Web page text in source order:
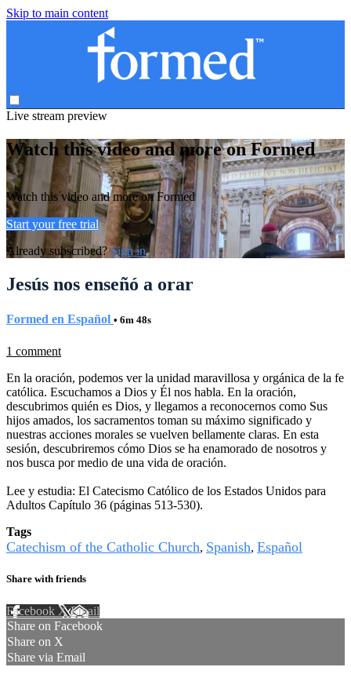
Skip to main content
Live stream preview
Watch this video and more on Formed
Watch this video and more on Formed
Start your free trial
Already subscribed?Sign in
Jesús nos enseñó a orar
Formed en Español • 6m 48s
1 comment
En la oración, podemos ver la unidad maravillosa y orgánica de la fe
católica. Escuchamos a Dios y Él nos habla. En la oración,
descubrimos quién es Dios, y llegamos a reconocernos como Sus
hijos amados, los sacramentos toman su máximo significado y
nuestras acciones morales se vuelven bellamente claras. En esta
sesión, descubriremos cómo Dios se ha enamorado de nosotros y
nos busca por medio de una vida de oración.
Lee y estudia: El Catecismo Católico de los Estados Unidos para
Adultos Capítulo 36 (páginas 513-530).
Tags
Catechism of the Catholic Church, Spanish, Español
Share with friends
Facebook XEmail
Share on Facebook
Share on X
Share via Email